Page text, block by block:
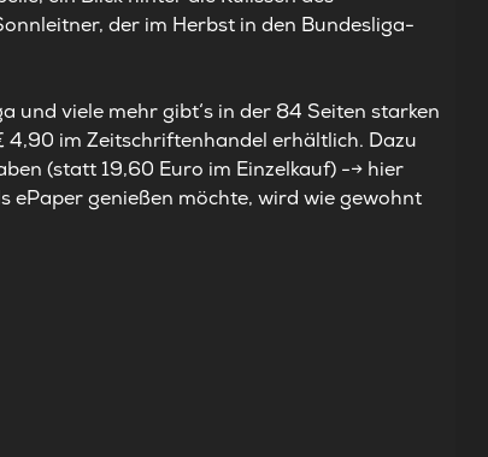
der im Herbst in den Bundesliga-
und viele mehr gibt‘s in der 84 Seiten starken
im Zeitschriftenhandel erhältlich. Dazu
(statt 19,60 Euro im Einzelkauf) --> hier
ePaper genießen möchte, wird wie gewohnt